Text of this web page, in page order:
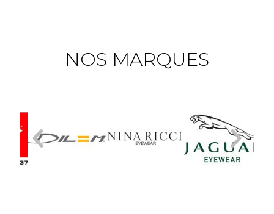
NOS MARQUES